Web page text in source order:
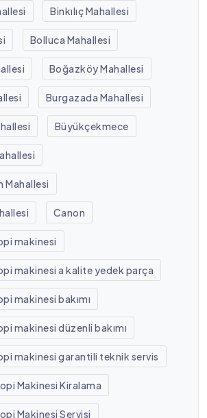
Binkılıç Mahallesi
Bolluca Mahallesi
Boğazköy Mahallesi
Burgazada Mahallesi
Büyükçekmece
Mahallesi
Canon
makinesi
makinesi a kalite yedek parça
makinesi bakımı
makinesi düzenli bakımı
makinesi garantili teknik servis
Makinesi Kiralama
Makinesi Servisi